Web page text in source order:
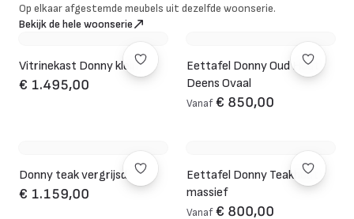
Op elkaar afgestemde meubels uit dezelfde woonserie.
Bekijk de hele woonserie
Vitrinekast Donny klein
€ 1.495,00
Eettafel Donny Oud Hout
Deens Ovaal
Vanaf € 850,00
Donny teak vergrijsd
€ 1.159,00
Eettafel Donny Teakhout
massief
Vanaf € 800,00